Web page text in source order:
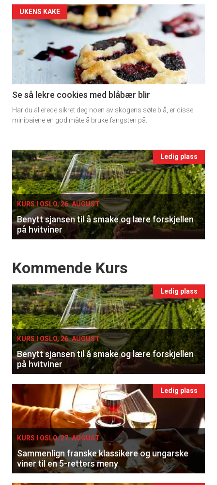
Artikler
detail
-
section
11
Ukens
UKENS KAKE
Se så lekre cookies med blåbær blir
Har du allerede sikret deg noen av skogens søte blå, er disse
minipaiene en god måte å bruke fangsten på.
Events
single
Ledig plass
KURS I OSLO, 26. AUGUST
Benytt sjansen til å smake og lære forskjellen
på hvitviner
Events
Kommende Kurs
Ledig plass
KURS I OSLO, 26. AUGUST
Benytt sjansen til å smake og lære forskjellen
på hvitviner
Ledig plass
KURS I OSLO, 27. AUGUST
Sammenlign franske klassikere og ungarske
viner til en 5-retters meny